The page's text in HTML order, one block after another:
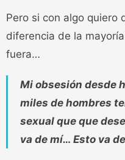
Pero si con algo quiero
diferencia de la
fuera…
Mi obsesión desde
miles de hombres
sexual que que
va de mí… Esto va